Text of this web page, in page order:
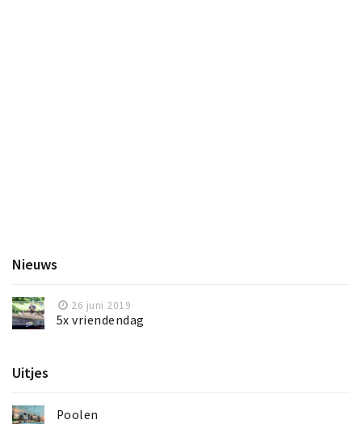
Nieuws
26 juni 2019
5x vriendendag
Uitjes
Poolen